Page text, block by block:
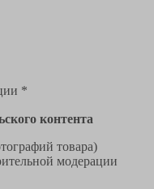
*
контента
товара)
модерации